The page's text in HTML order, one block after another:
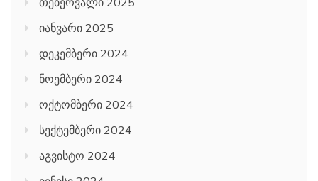
იანვარი 2025
დეკემბერი 2024
ნოემბერი 2024
ოქტომბერი 2024
სექტემბერი 2024
აგვისტო 2024